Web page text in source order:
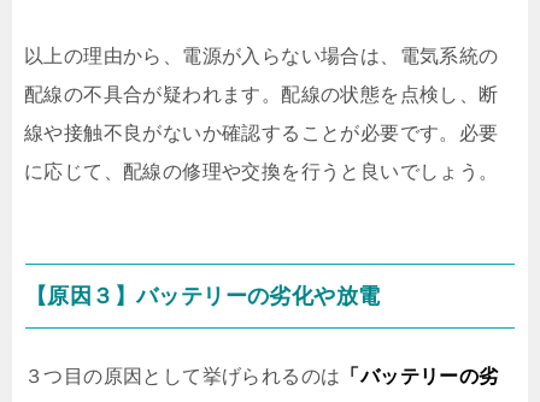
以上の理由から、電源が入らない場合は、電気系統の
配線の不具合が疑われます。配線の状態を点検し、断
線や接触不良がないか確認することが必要です。必要
に応じて、配線の修理や交換を行うと良いでしょう。
【原因３】バッテリーの劣化や放電
３つ目の原因として挙げられるのは 「バッテリーの劣